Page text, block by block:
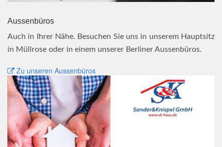
Aussenbüros
Auch in Ihrer Nähe. Besuchen Sie uns in unserem Hauptsitz
in Müllrose oder in einem unserer Berliner Aussenbüros.
Zu unseren Aussenbüros